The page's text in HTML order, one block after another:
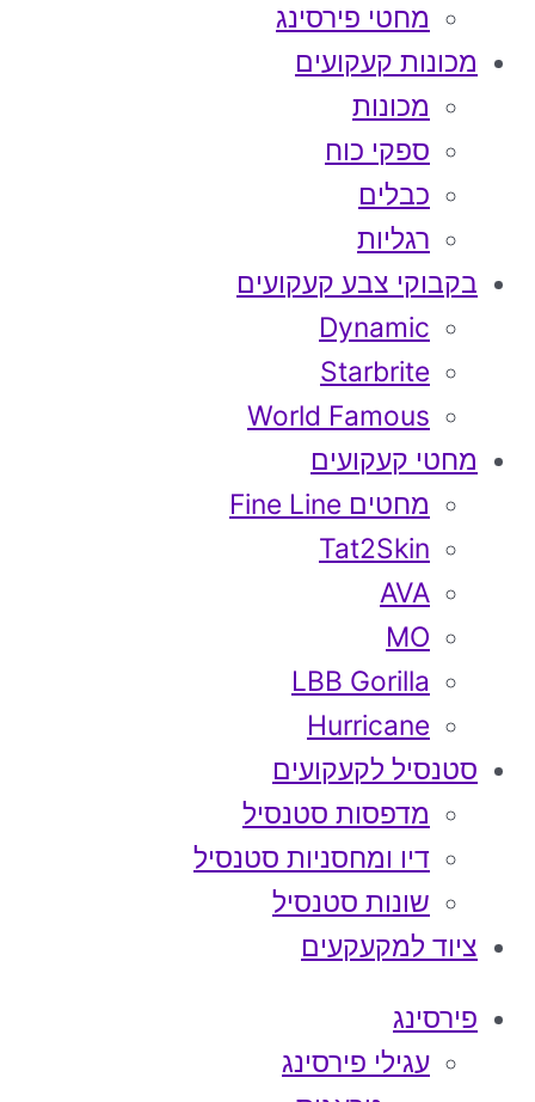
מחטי פירסינג
מכונות קעקועים
מכונות
ספקי כוח
כבלים
רגליות
בקבוקי צבע קעקועים
Dynamic
Starbrite
World Famous
מחטי קעקועים
מחטים Fine Line
Tat2Skin
AVA
MO
LBB Gorilla
Hurricane
סטנסיל לקעקועים
מדפסות סטנסיל
דיו ומחסניות סטנסיל
שונות סטנסיל
ציוד למקעקעים
פירסינג
עגילי פירסינג